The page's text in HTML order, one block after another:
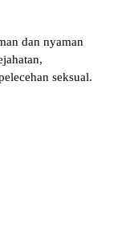
dan nyaman
seksual.